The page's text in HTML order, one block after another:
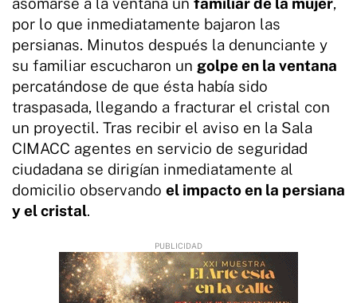
por lo que inmediatamente bajaron las
persianas. Minutos después la denunciante y
su familiar escucharon un golpe en la ventana
percatándose de que ésta había sido
traspasada, llegando a fracturar el cristal con
un proyectil. Tras recibir el aviso en la Sala
CIMACC agentes en servicio de seguridad
ciudadana se dirigían inmediatamente al
domicilio observando el impacto en la persiana
y el cristal.